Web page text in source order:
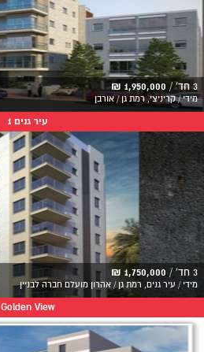
3 חד' / 1,950,000 ₪
מידי / קריניצי, רמת גן / אורבן
עיר גנים 1
3 חד' / 1,750,000 ₪
מידי / עיר גנים, רמת גן / אהרון מועלם חברה לבניין
Golden View